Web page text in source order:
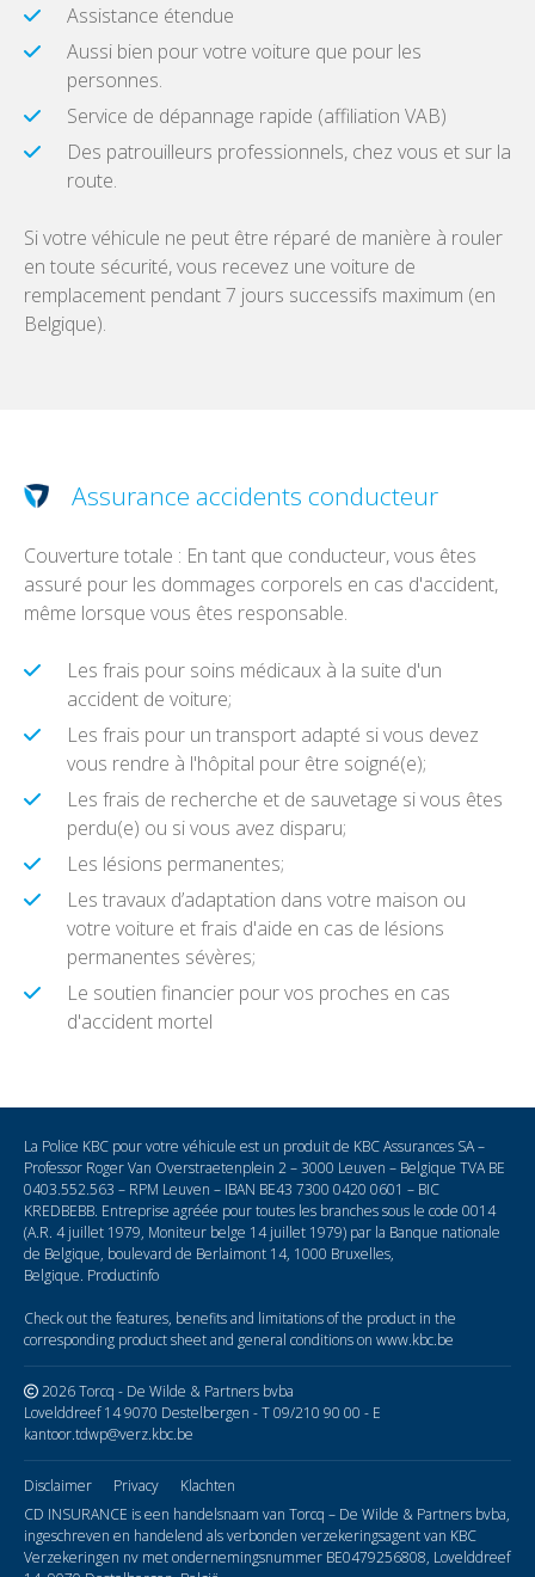
Assistance étendue
Aussi bien pour votre voiture que pour les
personnes.
Service de dépannage rapide (affiliation VAB)
Des patrouilleurs professionnels, chez vous et sur la
route.
Si votre véhicule ne peut être réparé de manière à rouler
en toute sécurité, vous recevez une voiture de
remplacement pendant 7 jours successifs maximum (en
Belgique).
Assurance accidents conducteur
Couverture totale : En tant que conducteur, vous êtes
assuré pour les dommages corporels en cas d'accident,
même lorsque vous êtes responsable.
Les frais pour soins médicaux à la suite d'un
accident de voiture;
Les frais pour un transport adapté si vous devez
vous rendre à l'hôpital pour être soigné(e);
Les frais de recherche et de sauvetage si vous êtes
perdu(e) ou si vous avez disparu;
Les lésions permanentes;
Les travaux d’adaptation dans votre maison ou
votre voiture et frais d'aide en cas de lésions
permanentes sévères;
Le soutien financier pour vos proches en cas
d'accident mortel
La Police KBC pour votre véhicule est un produit de KBC Assurances SA –
Professor Roger Van Overstraetenplein 2 – 3000 Leuven – Belgique TVA BE
0403.552.563 – RPM Leuven – IBAN BE43 7300 0420 0601 – BIC
KREDBEBB. Entreprise agréée pour toutes les branches sous le code 0014
(A.R. 4 juillet 1979, Moniteur belge 14 juillet 1979) par la Banque nationale
de Belgique, boulevard de Berlaimont 14, 1000 Bruxelles,
Belgique. Productinfo
Check out the features, benefits and limitations of the product in the
corresponding product sheet and general conditions on www.kbc.be
2026 Torcq - De Wilde & Partners bvba
Lovelddreef 14 9070 Destelbergen - T 09/210 90 00 - E
kantoor.tdwp@verz.kbc.be
Disclaimer Privacy
Klachten
CD INSURANCE is een handelsnaam van Torcq – De Wilde & Partners bvba,
ingeschreven en handelend als verbonden verzekeringsagent van KBC
Verzekeringen nv met ondernemingsnummer BE0479256808, Lovelddreef